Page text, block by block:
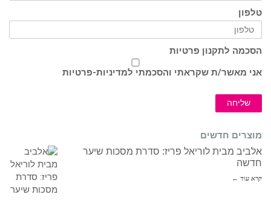
טלפון
הסכמה לתקנון פרטיות
אני מאשר/ת שקראתי והסכמתי למדיניות-פרטיות
שליחה
מוצרים חדשים
אלביב מבית לוריאל פריז: סדרת מסכות שיער
חדשה
קרא עוד ←